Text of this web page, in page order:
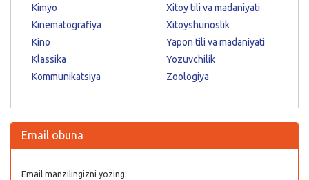
Kimyo
Kinematografiya
Kino
Klassika
Kommunikatsiya
Xitoy tili va madaniyati
Xitoyshunoslik
Yapon tili va madaniyati
Yozuvchilik
Zoologiya
Email obuna
Email manzilingizni yozing: